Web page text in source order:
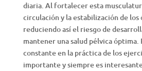
diaria. Al fortalecer esta
circulación y la estabilización de los
reduciendo así el riesgo de
mantener una salud pélvica óptima.
constante en la práctica de los
importante y siempre es